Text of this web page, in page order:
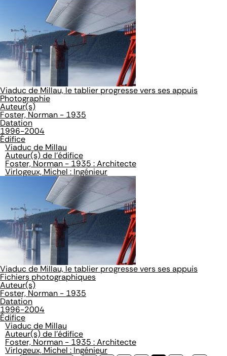
Viaduc de Millau, le tablier progresse vers ses appuis
Photographie
Auteur(s)
Foster, Norman - 1935
Datation
1996-2004
Édifice
Viaduc de Millau
Auteur(s) de l'édifice
Foster, Norman - 1935 : Architecte
Virlogeux, Michel : Ingénieur
Viaduc de Millau, le tablier progresse vers ses appuis
Fichiers photographiques
Auteur(s)
Foster, Norman - 1935
Datation
1996-2004
Édifice
Viaduc de Millau
Auteur(s) de l'édifice
Foster, Norman - 1935 : Architecte
Virlogeux, Michel : Ingénieur